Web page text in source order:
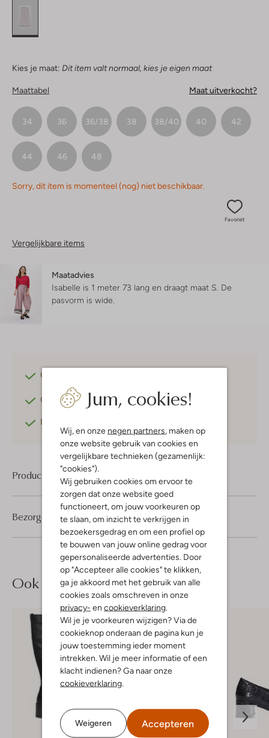
Jum, cookies!
Wij, en onze negen partners , maken op
onze website gebruik van cookies en
vergelijkbare technieken (gezamenlijk:
"cookies").
Wij gebruiken cookies om ervoor te
zorgen dat onze website goed
functioneert, om jouw voorkeuren op
te slaan, om inzicht te verkrijgen in
bezoekersgedrag en om een profiel op
te bouwen van jouw online gedrag voor
gepersonaliseerde advertenties. Door
op "Accepteer alle cookies" te klikken,
ga je akkoord met het gebruik van alle
cookies zoals omschreven in onze
privacy- en cookieverklaring
Wil je je voorkeuren wijzigen? Via de
cookieknop onderaan de pagina kun je
jouw toestemming ieder moment
intrekken. Wil je meer informatie of een
klacht indienen? Ga naar onze
cookieverklaring
Weigeren Accepteren
Kies je maat: Dit item valt normaal, kies je eigen maat
Maattabel Maat uitverkocht?
34 36 36/38 38 38/40 40 42
44 46 48
Sorry, dit item is momenteel (nog) niet beschikbaar.
Favoriet
Vergelijkbare items
Maatadvies
Isabelle is 1 meter 73 lang en draagt maat S. De
pasvorm is wide
Gratis verzending
Gratis retournerenbinnen 30 dagen*
Betaal achteraf
Product informatie
Bezorgen & retourneren
Ook iets voor jou?